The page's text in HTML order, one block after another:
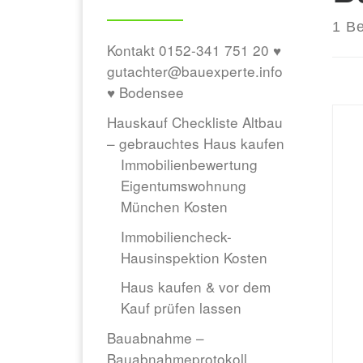
1
Kontakt 0152-341 751 20 ♥
gutachter@bauexperte.info
♥ Bodensee
Hauskauf Checkliste Altbau
– gebrauchtes Haus kaufen
Immobilienbewertung
Eigentumswohnung
München Kosten
Immobiliencheck-
Hausinspektion Kosten
Haus kaufen & vor dem
Kauf prüfen lassen
Bauabnahme –
Bauabnahmeprotokoll